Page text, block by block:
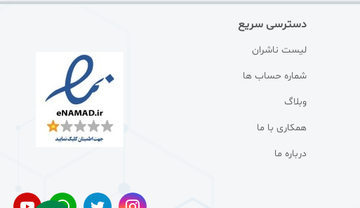
دسترسی سریع
لیست ناشران
شماره حساب ها
وبلاگ
همکاری با ما
درباره ما